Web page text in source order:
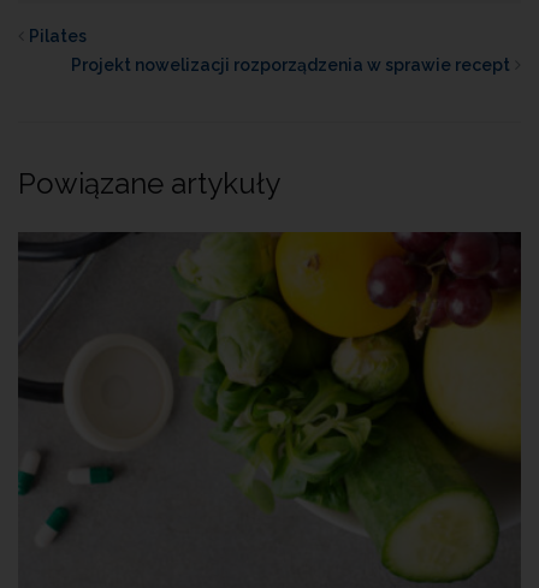
Pilates
Projekt nowelizacji rozporządzenia w sprawie recept
Powiązane artykuły